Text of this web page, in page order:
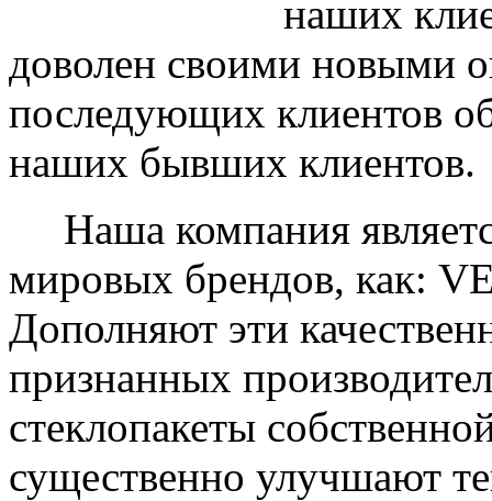
наших
доволен своими новыми
последующих клиентов
наших бывших клиентов.
Наша компания
мировых брендов, как:
Дополняют эти
признанных
стеклопакеты
существенно улучшают